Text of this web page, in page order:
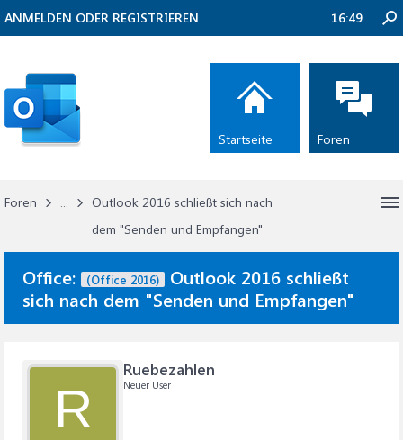
Foren ...
Outlook 2016 schließt sich nach
dem "Senden und Empfangen"
Office: (Office 2016)
Outlook 2016 schließt
sich nach dem "Senden und Empfangen"
R
Ruebezahlen
Neuer User
ANMELDEN ODER REGISTRIEREN 16:49
Startseite Foren